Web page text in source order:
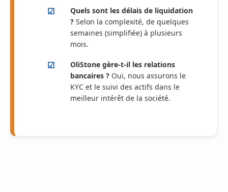
Quels sont les délais de liquidation
? Selon la complexité, de quelques
semaines (simplifiée) à plusieurs
mois.
OliStone gère-t-il les relations
bancaires ? Oui, nous assurons le
KYC et le suivi des actifs dans le
meilleur intérêt de la société.